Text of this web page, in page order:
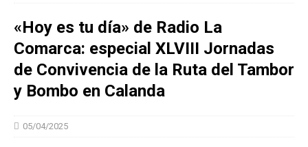
«Hoy es tu día» de Radio La
Comarca: especial XLVIII Jornadas
de Convivencia de la Ruta del Tambor
y Bombo en Calanda
05/04/2025